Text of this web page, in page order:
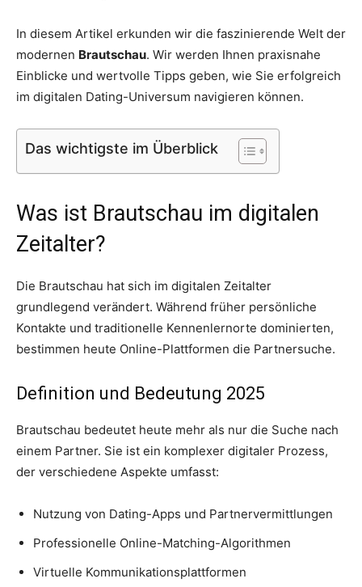
In diesem Artikel erkunden wir die faszinierende Welt der
modernen Brautschau. Wir werden Ihnen praxisnahe
Einblicke und wertvolle Tipps geben, wie Sie erfolgreich
im digitalen Dating-Universum navigieren können.
Das wichtigste im Überblick
Was ist Brautschau im digitalen
Zeitalter?
Die Brautschau hat sich im digitalen Zeitalter
grundlegend verändert. Während früher persönliche
Kontakte und traditionelle Kennenlernorte dominierten,
bestimmen heute Online-Plattformen die Partnersuche.
Definition und Bedeutung 2025
Brautschau bedeutet heute mehr als nur die Suche nach
einem Partner. Sie ist ein komplexer digitaler Prozess,
der verschiedene Aspekte umfasst:
Nutzung von Dating-Apps und Partnervermittlungen
Professionelle Online-Matching-Algorithmen
Virtuelle Kommunikationsplattformen